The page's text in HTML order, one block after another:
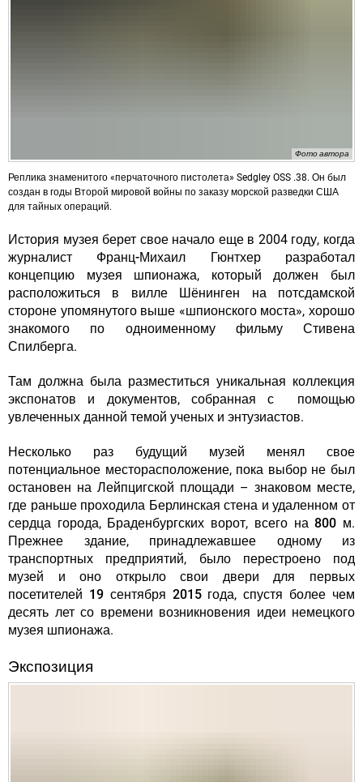
Фото автора
Реплика знаменитого «перчаточного пистолета» Sedgley OSS .38. Он был
создан в годы Второй мировой войны по заказу морской разведки США
для тайных операций.
История музея берет свое начало еще в 2004 году, когда
журналист Франц-Михаил Гюнтхерразработал
концепцию музея шпионажа, который должен был
расположиться в вилле Шёнинген на потсдамской
стороне упомянутого выше «шпионского моста», хорошо
знакомого по одноименному фильму Стивена
Спилберга.
Там должна была разместиться уникальная коллекция
экспонатов и документов, собранная с помощью
увлеченных данной темой ученых и энтузиастов.
Несколько раз будущий музей менял свое
потенциальное месторасположение, пока выбор не был
остановен на Лейпцигской площади – знаковом месте,
где раньше проходила Берлинская стена и удаленном от
сердца города, Браденбургских ворот, всего на800 м.
Прежнее здание, принадлежавшее одному из
транспортных предприятий, было перестроено под
музей и оно открыло свои двери для первых
посетителей 19 сентября 2015 года, спустя более чем
десять лет со времени возникновения идеи немецкого
музея шпионажа.
Экспозиция